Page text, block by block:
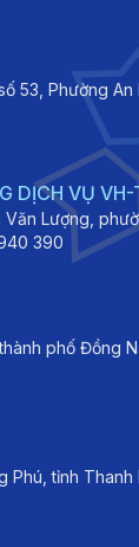
53, Phường An
DỊCH VỤ VH-
Lượng,
390
phố Đồng
Phú, tỉnh Thanh